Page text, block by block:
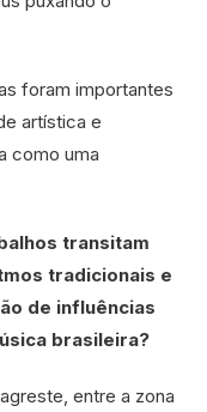
foram importantes
artística e
como uma
transitam
tradicionais e
de influências
brasileira?
entre a zona